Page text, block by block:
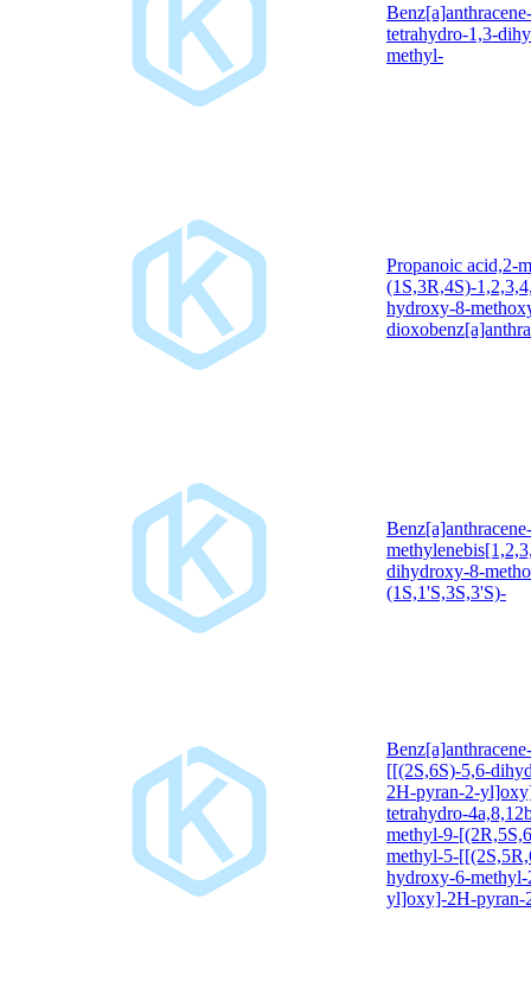
tetrahydro-1,3-
methyl-
Propanoic acid,2-
(1S,3R,4S)-
hydroxy-8-
dihydroxy-8-
(1S,1'S,3S,3'S)-
[[(2S,6S)-5,6-
2H-pyran-2-
tetrahydro-
methyl-9-
methyl-5-
hydroxy-6-
yl]oxy]-2H-pyran-